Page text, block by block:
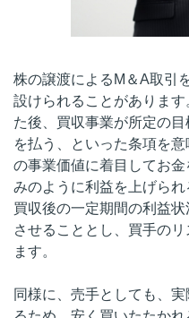
株の譲渡によるM＆A取引
設けられることがありま
た後、買収事業が所定の
を払う、といった条項を
の事業価値に着目してお
みのように利益を上げられ
買収後の一定期間の利益
させることとし、買手の
ます。
同様に、売手としても、